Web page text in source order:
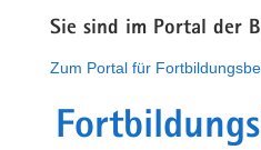
Sie sind im Portal der
Zum Portal für